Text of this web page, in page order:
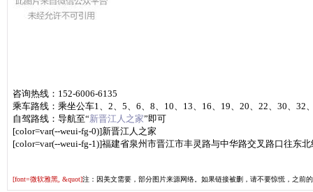
咨询热线： 152-6006-6135
乘车路线： 乘坐公车1、2、5、6、8、10、13、16、19、20、22、30、32
自驾路线：导航至“新晋江人之家”即可
[color=var(--weui-fg-0)]新晋江人之家
[color=var(--weui-fg-1)]福建省泉州市晋江市丰灵路与中华路交叉路口往东
[font=微软雅黑, &quot]注：因美文需要，部分图片来源网络。如果链接被删，请不要惊慌，之前